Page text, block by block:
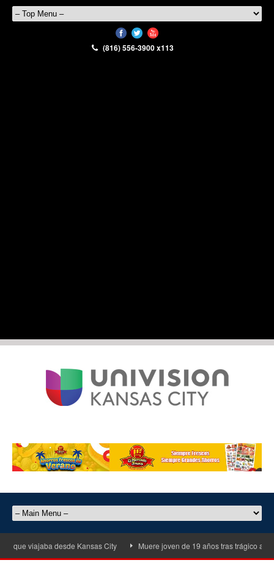
(816) 556-3900 x113
viajaba desde Kansas City Muere joven de 19 años tras trágico